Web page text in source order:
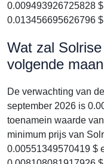
0.009493926725828
0.013456695626796
Wat zal
volgende
De verwachting van
september 2026 is
toenamein waarde
minimum prijs van
0.00551349570419 $